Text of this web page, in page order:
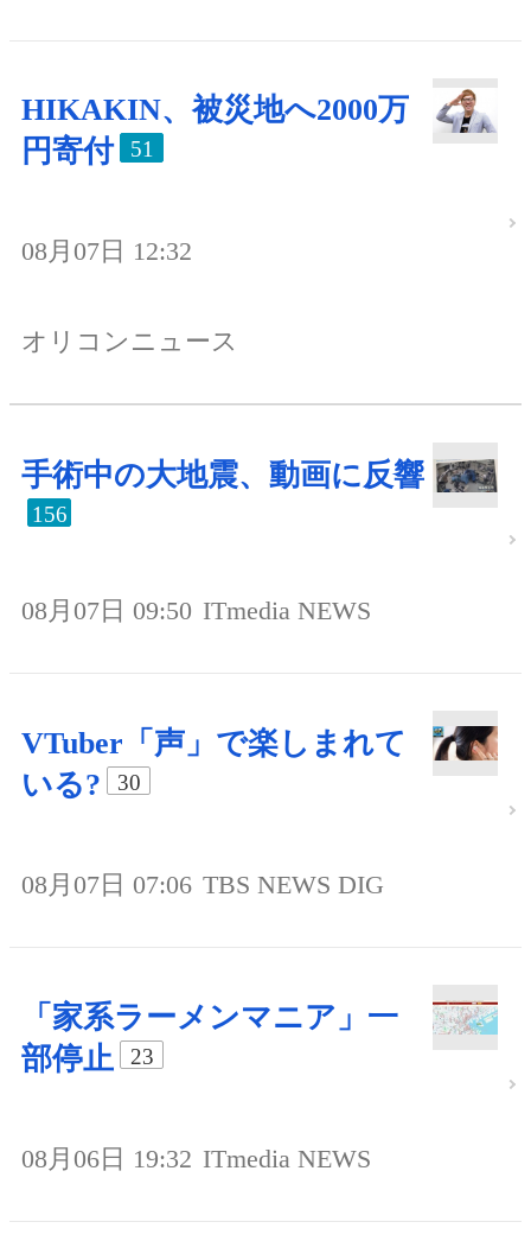
HIKAKIN、被災地へ2000万
円寄付
51
08月07日 12:32
オリコンニュース
手術中の大地震、動画に反響
156
08月07日 09:50 ITmedia NEWS
VTuber「声」で楽しまれて
いる?
30
08月07日 07:06 TBS NEWS DIG
「家系ラーメンマニア」一
部停止
23
08月06日 19:32 ITmedia NEWS